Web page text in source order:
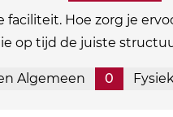
Hoe zorg je
op tijd de juiste
Algemeen 0 Fysiek